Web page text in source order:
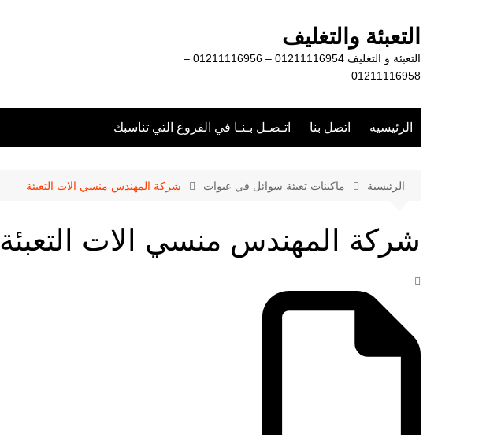
التعبئة والتغليف
التعبئة و التغليف 01211116954 – 01211116956 –
01211116958
الرئيسيه اتصل بنا اتـصـل بـنـا في الفروع التي تناسبك
الرئيسية ماكينات تعبئة سوائل في عبوات شركة المهندس منسي الات التعبئة
شركة المهندس منسي الات التعبئة